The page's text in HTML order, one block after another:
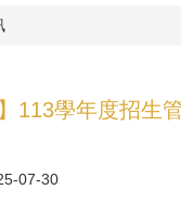
113學年度招生
07-30